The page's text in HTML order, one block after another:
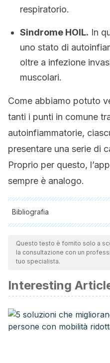
respiratorio.
Sindrome HOIL. In
uno stato di
oltre a infezione
muscolari.
Come abbiamo potuto
tanti i punti in comune
autoinfiammatorie,
presentare una serie di
Proprio per questo,
sempre è analogo.
Bibliografia
Tutte le fonti citate sono state
team per garantirne la
validità. La bibliografia di
Aróstegui, J. I., & Yagüe, J.
autoinflamatorias
hereditarios de fiebre
267-277.
Questo testo è fornito solo a
la consultazione con un
tuo specialista.
Interesting